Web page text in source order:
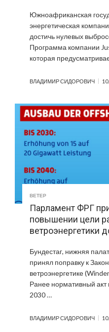
Южноафриканская
энергетическая
достичь нулевых
Программа компании
которая
ВЛАДИМИР СИДОРОВИЧ
ВЕТЕР
Парламент ФРГ
повышении цели
ветроэнергетики
Бундестаг, нижняя
принял поправку к
ветроэнергетике
Ранее нормативный акт
2030 …
ВЛАДИМИР СИДОРОВИЧ